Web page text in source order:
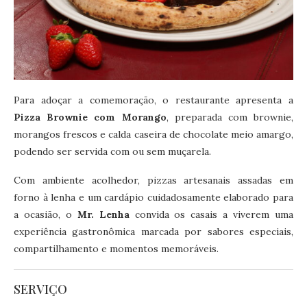
Para adoçar a comemoração, o restaurante apresenta a
Pizza Brownie com Morango, preparada com brownie,
morangos frescos e calda caseira de chocolate meio amargo,
podendo ser servida com ou sem muçarela.
Com ambiente acolhedor, pizzas artesanais assadas em
forno à lenha e um cardápio cuidadosamente elaborado para
a ocasião, o Mr. Lenhaconvida os casais a viverem uma
experiência gastronômica marcada por sabores especiais,
compartilhamento e momentos memoráveis.
SERVIÇO